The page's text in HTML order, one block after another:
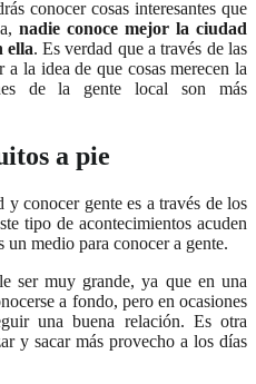
conocer cosas interesantes que
nadie conoce mejor la ciudad
ella. Es verdad que a través de las
la idea de que cosas merecen la
de la gente local son más
a pie
conocer gente es a través de los
tipo de acontecimientos acuden
un medio para conocer a gente.
ser muy grande, ya que en una
a fondo, pero en ocasiones
una buena relación. Es otra
y sacar más provecho a los días